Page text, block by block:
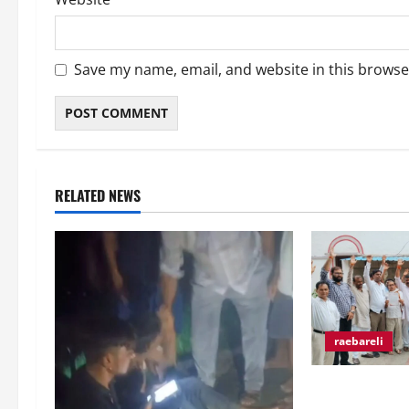
Save my name, email, and website in this
RELATED NEWS
raebareli